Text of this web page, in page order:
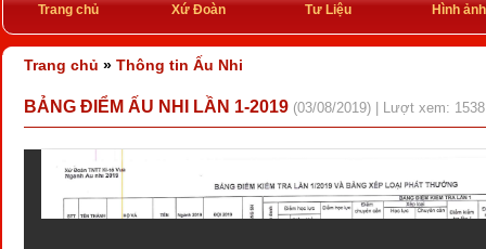
Trang chủ Xứ Đoàn Tư Liệu Hình ảnh
Trang chủ » Thông tin Ấu Nhi
BẢNG ĐIỂM ẤU NHI LẦN 1-2019 (03/08/2019) | Lượt xem: